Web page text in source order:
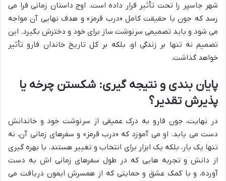
شهر جاسپر را تحت تأثیر قرار داده است. اوج داستان زمانی فرا می
رسد که جون با حقیقت کامل «درب قرمز» و هدف نهایی آن مواجه
می شود و باید تصمیمی سرنوشت ساز برای خود و دخترش بگیرد. این
تصمیم نه تنها بر زندگی او، بلکه بر کل تاریخ خاندان فارو تأثیر
خواهد گذاشت.
پایان بندی و نتیجه گیری: شکستن چرخه یا
پذیرش تقدیر؟
در نهایت، جون فارو به درک عمیقی از سرنوشت خود و خاندانش
دست می یابد. او می آموزد که «درب قرمز» و سفرهای زمانی آن، نه
تنها یک بار، بلکه یک ابزار برای انتخاب و تغییر هستند. با بهره گیری
از دانش و تجربه هایی که در طول سفرهای زمانی اش به دست
آورده، و با کمک عشق و حمایتی که از همسرش ایمون دریافت می